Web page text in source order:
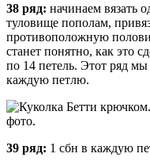
38 ряд: начинаем вязать
туловище пополам,
противоположную
станет понятно, как это
по 14 петель. Этот ряд
каждую петлю.
39 ряд: 1 сбн в каждую